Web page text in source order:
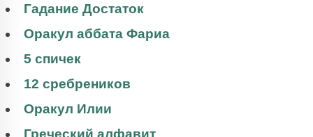
Гадание Достаток
Оракул аббата Фариа
5 спичек
12 сребреников
Оракул Илии
Греческий алфавит